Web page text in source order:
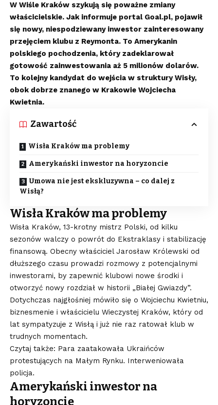
W Wiśle Kraków szykują się poważne zmiany
właścicielskie. Jak informuje portal Goal.pl, pojawił
się nowy, niespodziewany inwestor zainteresowany
przejęciem klubu z Reymonta. To Amerykanin
polskiego pochodzenia, który zadeklarował
gotowość zainwestowania aż 5 milionów dolarów.
To kolejny kandydat do wejścia w struktury Wisły,
obok dobrze znanego w Krakowie Wojciecha
Kwietnia.
Zawartość
Wisła Kraków ma problemy
Amerykański inwestor na horyzoncie
Umowa nie jest ekskluzywna – co dalej z
Wisłą?
Wisła Kraków ma problemy
Wisła Kraków, 13-krotny mistrz Polski, od kilku
sezonów walczy o powrót do Ekstraklasy i stabilizację
finansową. Obecny właściciel Jarosław Królewski od
dłuższego czasu prowadzi rozmowy z potencjalnymi
inwestorami, by zapewnić klubowi nowe środki i
otworzyć nowy rozdział w historii „Białej Gwiazdy”.
Dotychczas najgłośniej mówiło się o Wojciechu Kwietniu,
biznesmenie i właścicielu Wieczystej Kraków, który od
lat sympatyzuje z Wisłą i już nie raz ratował klub w
trudnych momentach.
Czytaj także: Para zaatakowała Ukraińców
protestujących na Małym Rynku. Interweniowała
policja.
Amerykański inwestor na
horyzoncie